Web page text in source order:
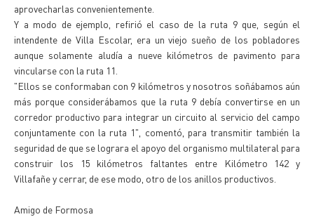
aprovecharlas convenientemente.
Y a modo de ejemplo, refirió el caso de la ruta 9 que, según el
intendente de Villa Escolar, era un viejo sueño de los pobladores
aunque solamente aludía a nueve kilómetros de pavimento para
vincularse con la ruta 11.
"Ellos se conformaban con 9 kilómetros y nosotros soñábamos aún
más porque considerábamos que la ruta 9 debía convertirse en un
corredor productivo para integrar un circuito al servicio del campo
conjuntamente con la ruta 1", comentó, para transmitir también la
seguridad de que se lograra el apoyo del organismo multilateral para
construir los 15 kilómetros faltantes entre Kilómetro 142 y
Villafañe y cerrar, de ese modo, otro de los anillos productivos.
Amigo de Formosa